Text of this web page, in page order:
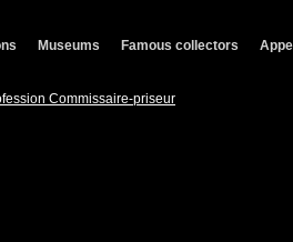
Museums Famous collectors
Commissaire-priseur